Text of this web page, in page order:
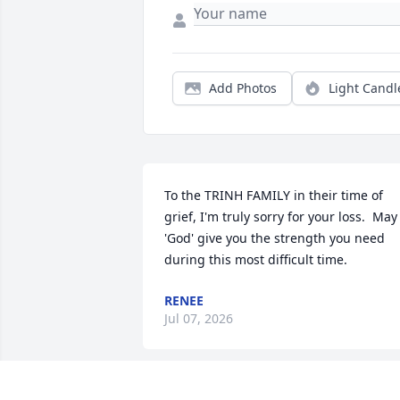
Add Photos Light
To the TRINH FAMILY in their time of
grief, I'm truly sorry for your loss.  May
'God' give you the strength you need
during this most difficult time.
RENEE
Jul 07, 2026